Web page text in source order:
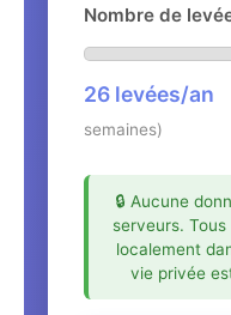
Nombre de
26 levées/an
semaines)
🔒 Aucune
serveurs.
localement
vie privée